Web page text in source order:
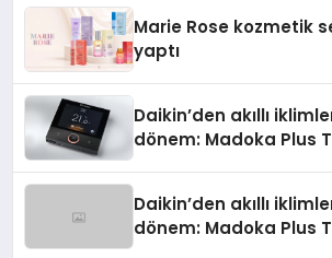
Marie Rose kozmetik
yaptı
Daikin’den akıllı
dönem: Madoka Plus
Daikin’den akıllı
dönem: Madoka Plus